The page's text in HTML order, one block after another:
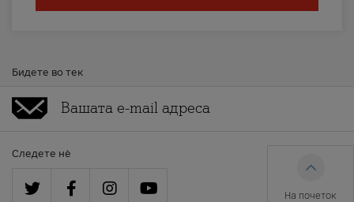
Бидете во тек
Следете нè
На почеток